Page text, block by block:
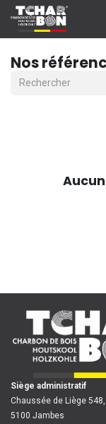
Se rendre au contenu
Nos
Siège administratif
Chaussée de Liège 548,
5100 Jambes